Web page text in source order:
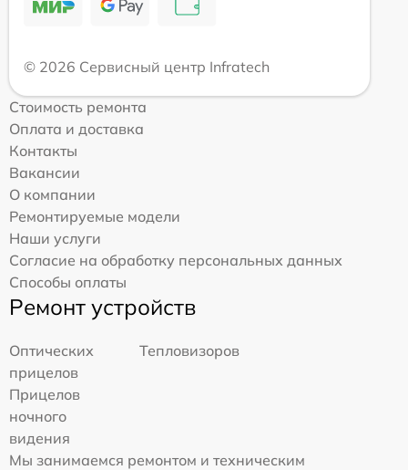
© 2026 Сервисный центр Infratech
Стоимость ремонта
Оплата и доставка
Контакты
Вакансии
О компании
Ремонтируемые модели
Наши услуги
Согласие на обработку персональных данных
Способы оплаты
Ремонт устройств
Оптических
прицелов
Тепловизоров
Прицелов
ночного
видения
Мы занимаемся ремонтом и техническим